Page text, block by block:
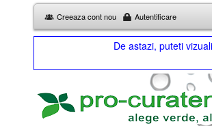
Creeaza cont nou Autentificare
De astazi, puteti